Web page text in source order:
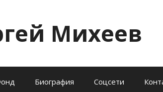
Михеев
Биография Соцсети